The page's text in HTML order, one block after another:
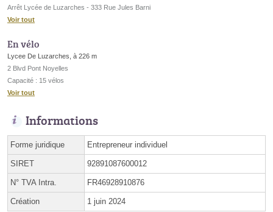
Arrêt Lycée de Luzarches - 333 Rue Jules Barni
Voir tout
En vélo
Lycee De Luzarches, à 226 m
2 Blvd Pont Noyelles
Capacité : 15 vélos
Voir tout
Informations
Forme juridique Entrepreneur individuel
SIRET 92891087600012
N° TVA Intra. FR46928910876
Création 1 juin 2024